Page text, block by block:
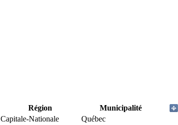
Région Municipalité
Capitale-Nationale
Québec